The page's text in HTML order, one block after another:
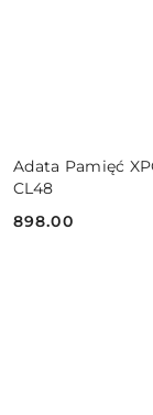
Adata Pamięć
CL48
Cena:
898.00